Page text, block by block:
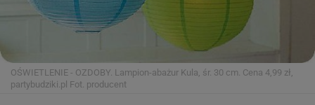
OŚWIETLENIE - OZDOBY. Lampion-abażur Kula, śr. 30 cm. Cena 4,99 zł,
partybudziki.pl Fot. producent